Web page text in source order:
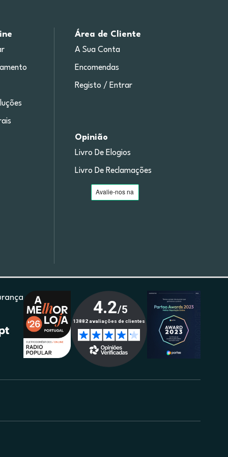
Área de Cliente
A Sua Conta
Encomendas
Registo / Entrar
Opinião
Livro De Elogios
Livro De Reclamações